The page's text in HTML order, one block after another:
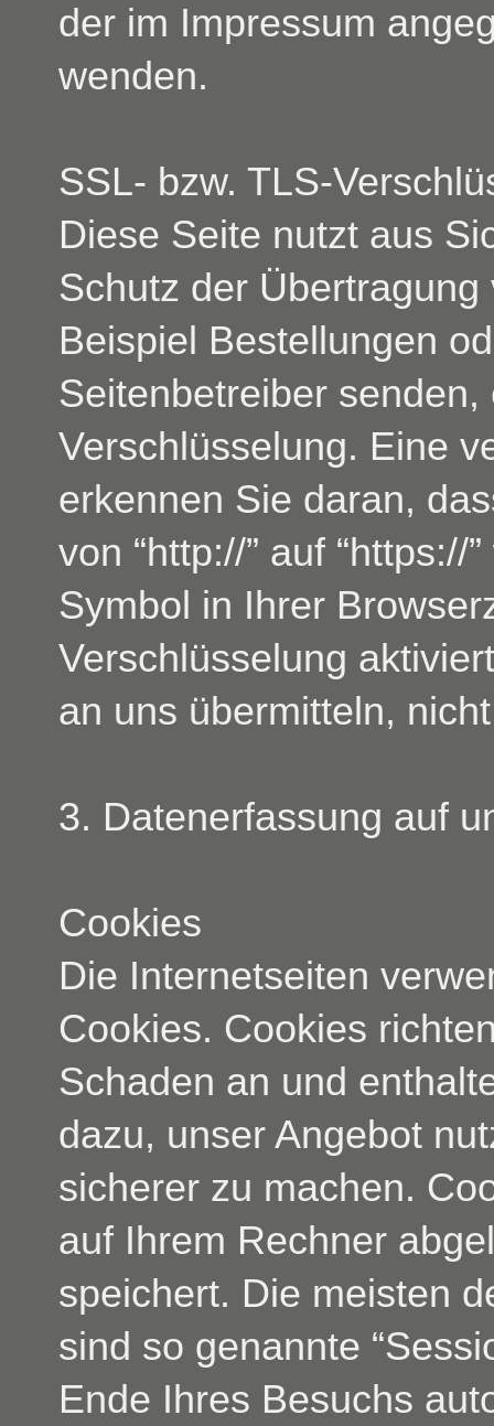
der im Impressum
wenden.
SSL- bzw. TLS-
Diese Seite nutzt aus
Schutz der
Beispiel Bestellungen
Seitenbetreiber
Verschlüsselung. Eine
erkennen Sie daran,
von “http://” auf
Symbol in Ihrer
Verschlüsselung
an uns übermitteln,
3. Datenerfassung auf
Cookies
Die Internetseiten
Cookies. Cookies
Schaden an und
dazu, unser Angebot
sicherer zu machen.
auf Ihrem Rechner
speichert. Die meisten
sind so genannte
Ende Ihres Besuchs